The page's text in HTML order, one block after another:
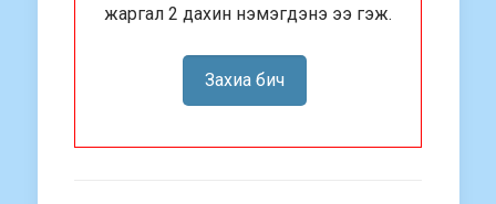
жаргал 2 дахин нэмэгдэнэ ээ гэж.
Захиа бич